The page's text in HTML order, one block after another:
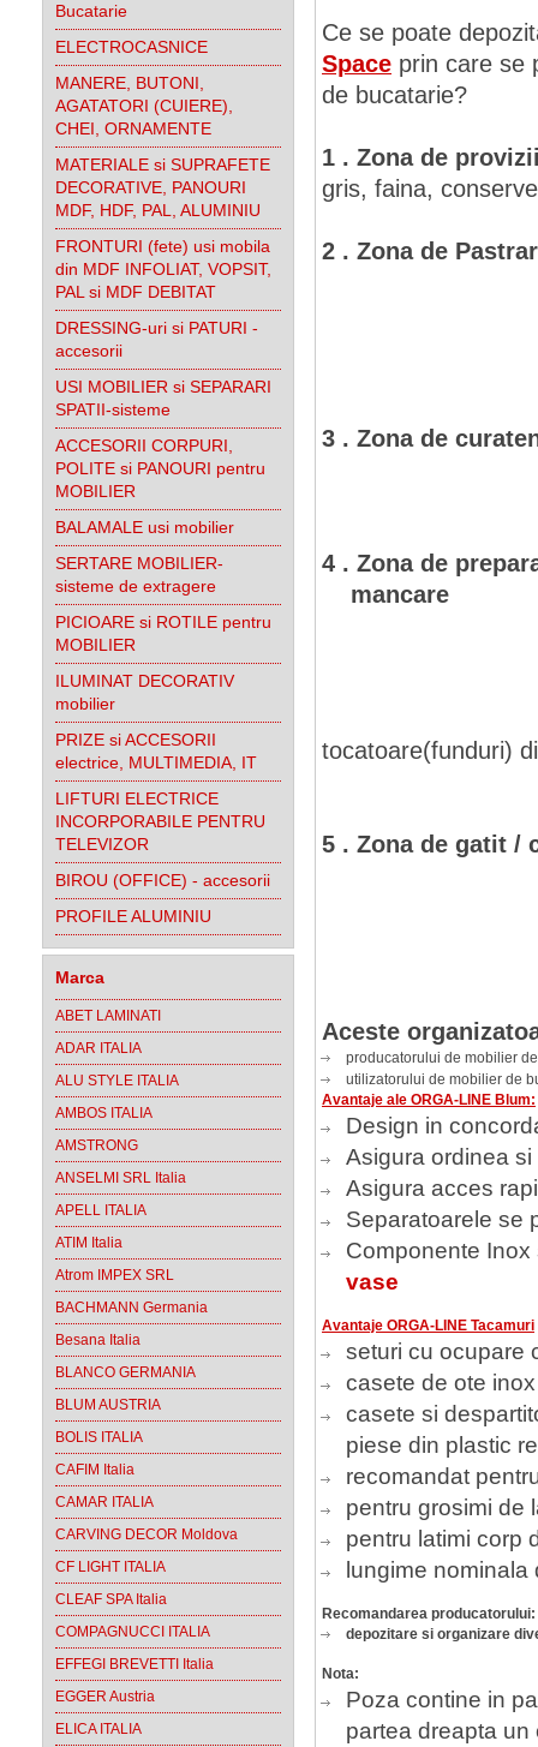
Bucatarie
ELECTROCASNICE
MANERE, BUTONI,
AGATATORI (CUIERE),
CHEI, ORNAMENTE
MATERIALE si SUPRAFETE
DECORATIVE, PANOURI
MDF, HDF, PAL, ALUMINIU
FRONTURI (fete) usi mobila
din MDF INFOLIAT, VOPSIT,
PAL si MDF DEBITAT
DRESSING-uri si PATURI -
accesorii
USI MOBILIER si SEPARARI
SPATII-sisteme
ACCESORII CORPURI,
POLITE si PANOURI pentru
MOBILIER
BALAMALE usi mobilier
SERTARE MOBILIER-
sisteme de extragere
PICIOARE si ROTILE pentru
MOBILIER
ILUMINAT DECORATIV
mobilier
PRIZE si ACCESORII
electrice, MULTIMEDIA, IT
LIFTURI ELECTRICE
INCORPORABILE PENTRU
TELEVIZOR
BIROU (OFFICE) - accesorii
PROFILE ALUMINIU
Marca
ABET LAMINATI
ADAR ITALIA
ALU STYLE ITALIA
AMBOS ITALIA
AMSTRONG
ANSELMI SRL Italia
APELL ITALIA
ATIM Italia
Atrom IMPEX SRL
BACHMANN Germania
Besana Italia
BLANCO GERMANIA
BLUM AUSTRIA
BOLIS ITALIA
CAFIM Italia
CAMAR ITALIA
CARVING DECOR Moldova
CF LIGHT ITALIA
CLEAF SPA Italia
COMPAGNUCCI ITALIA
EFFEGI BREVETTI Italia
EGGER Austria
ELICA ITALIA
Ce se poate
Space prin care se
de bucatarie?
1 . Zona de
gris, faina,
2 . Zona de
3 . Zona de
4 . Zona de
mancare
tocatoare(funduri)
5 . Zona de gatit /
Aceste
producatorului de mobilier
utilizatorului de mobilier de
Avantaje ale ORGA-LINE Blum:
Design in
Asigura ordinea
Asigura acces
Separatoarele se
Componente
vase
Avantaje ORGA-LINE Tacamuri
seturi cu ocupare
casete de ote
casete si
piese din plastic
recomandat
pentru grosimi de
pentru latimi corp
lungime nominala
Recomandarea producatorului:
depozitare si organizare
Nota:
Poza contine in
partea dreapta